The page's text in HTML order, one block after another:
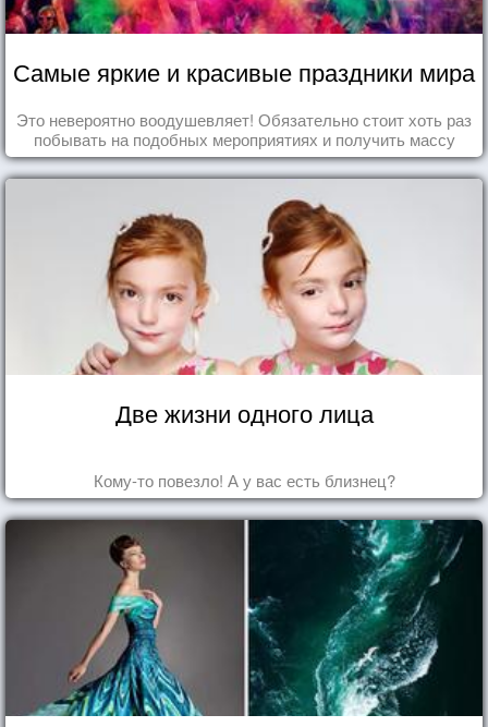
Самые яркие и красивые праздники мира
Это невероятно воодушевляет! Обязательно стоит хоть раз
побывать на подобных мероприятиях и получить массу
впечатлений!
Две жизни одного лица
Кому-то повезло! А у вас есть близнец?